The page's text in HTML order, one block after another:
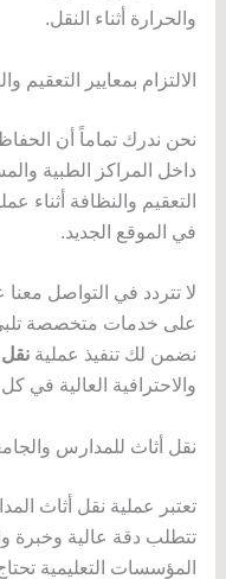
والحرارة أثناء النقل.
الالتزام بمعايير التعقيم
نحن ندرك تماماً أن
داخل المراكز الطبية
التعقيم والنظافة أثناء
في الموقع الجديد.
لا تتردد في التواصل
على خدمات متخصصة
نضمن لك تنفيذ عملية
والاحترافية العالية في
نقل أثاث للمدارس
تعتبر عملية نقل أثاث
تتطلب دقة عالية وخبرة
المؤسسات التعليمية